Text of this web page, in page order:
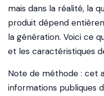
mais dans la réalité, la
produit dépend
la génération. Voici ce
et les caractéristiques
Note de méthode : cet
informations publiques